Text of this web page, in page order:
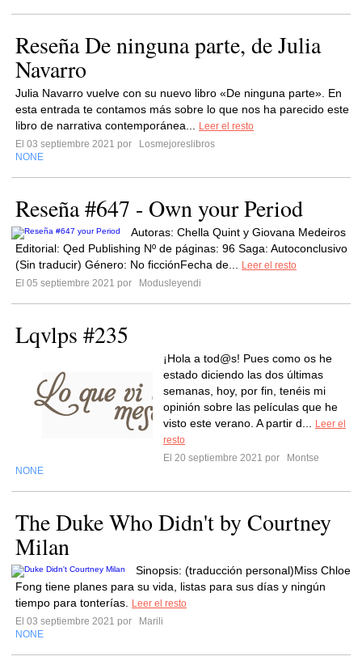
Reseña De ninguna parte, de Julia
Navarro
Julia Navarro vuelve con su nuevo libro «De ninguna parte». En
esta entrada te contamos más sobre lo que nos ha parecido este
libro de narrativa contemporánea...
Leer el resto
El 03 septiembre 2021 por
Losmejoreslibros
NONE
Reseña #647 - Own your Period
Autoras: Chella Quint y Giovana Medeiros
Editorial: Qed Publishing Nº de páginas: 96 Saga: Autoconclusivo
(Sin traducir) Género: No ficciónFecha de...
Leer el resto
El 05 septiembre 2021 por
Modusleyendi
Lqvlps #235
¡Hola a tod@s! Pues como os he
estado diciendo las dos últimas
semanas, hoy, por fin, tenéis mi
opinión sobre las películas que he
visto este verano. A partir d...
Leer el
resto
El 20 septiembre 2021 por
Montse
NONE
The Duke Who Didn't by Courtney
Milan
Sinopsis: (traducción personal)Miss Chloe
Fong tiene planes para su vida, listas para sus días y ningún
tiempo para tonterías.
Leer el resto
El 03 septiembre 2021 por
Marili
NONE